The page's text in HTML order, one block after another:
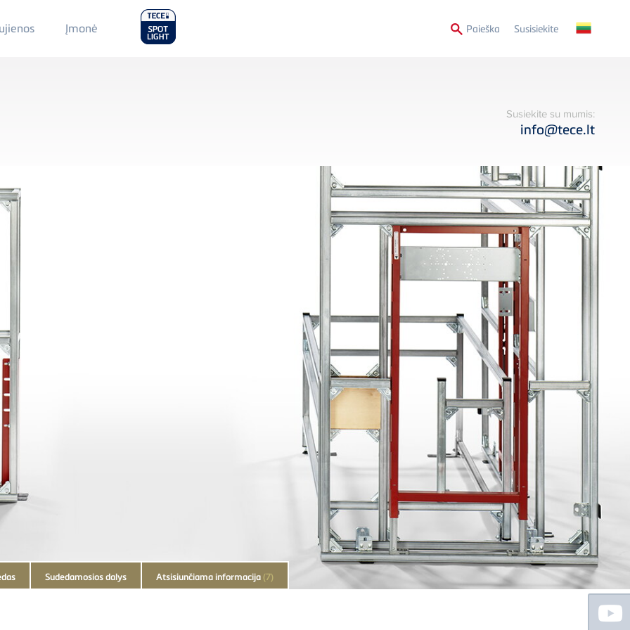
Main
Menu
Įmonė Paieška Secondary
Susisiekite
Susiekite su mumis:
info@tece.lt
Sudedamosios dalys Atsisiunčiama informacija (7)
Floating